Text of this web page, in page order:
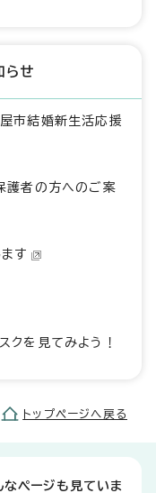
らせ
市結婚新生活応援
護者の方へのご案
す
クを見てみよう！
トップページへ戻る
ページも見ていま